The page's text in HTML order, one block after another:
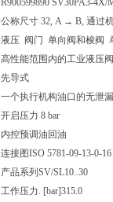
R900599890 SV30PA3-4X/
公称尺寸 32, A → B, 通过
液压 阀门 单向阀和梭阀
高性能范围内的工业液压
先导式
一个执行机构油口的无泄
开启压力 8 bar
内控预调油回油
连接图ISO 5781-09-13-0-16
产品系列 SV/SL10..30
工作压力. [bar]315.0